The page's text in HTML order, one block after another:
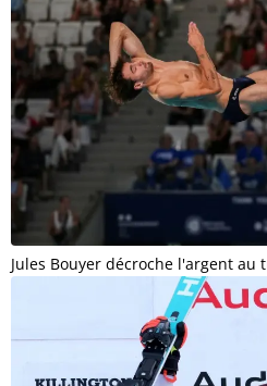
Jules Bouyer décroche l'argent au